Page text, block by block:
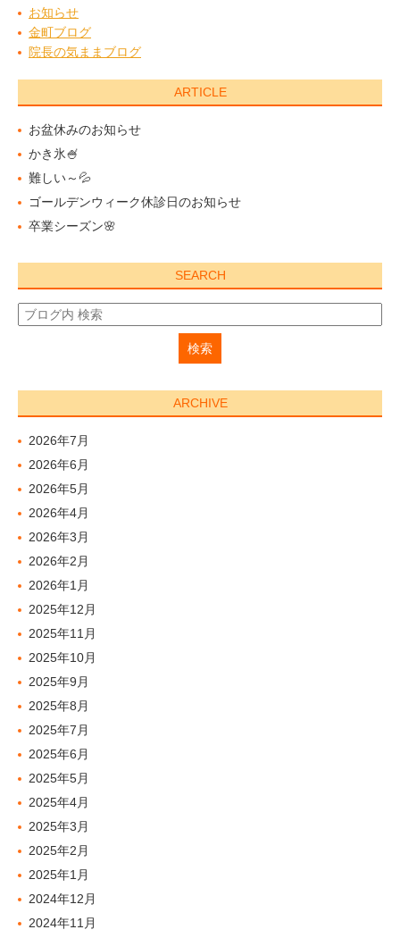
お知らせ
金町ブログ
院長の気ままブログ
ARTICLE
お盆休みのお知らせ
かき氷🍧
難しい～💦
ゴールデンウィーク休診日のお知らせ
卒業シーズン🌸
SEARCH
ARCHIVE
2026年7月
2026年6月
2026年5月
2026年4月
2026年3月
2026年2月
2026年1月
2025年12月
2025年11月
2025年10月
2025年9月
2025年8月
2025年7月
2025年6月
2025年5月
2025年4月
2025年3月
2025年2月
2025年1月
2024年12月
2024年11月